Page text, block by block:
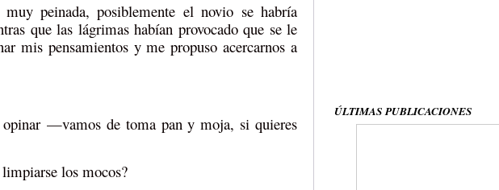
peinada, posiblemente el novio se habría
que las lágrimas habían provocado que se le
mis pensamientos y me propuso acercarnos a
opinar—vamos de toma pan y moja, si quieres
los mocos?
ÚLTIMAS PUBLICACIONES